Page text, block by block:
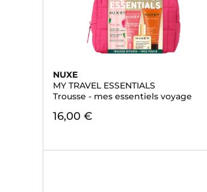
NUXE
MY TRAVEL ESSENTIALS
Trousse - mes essentiels voyage
16,00 €